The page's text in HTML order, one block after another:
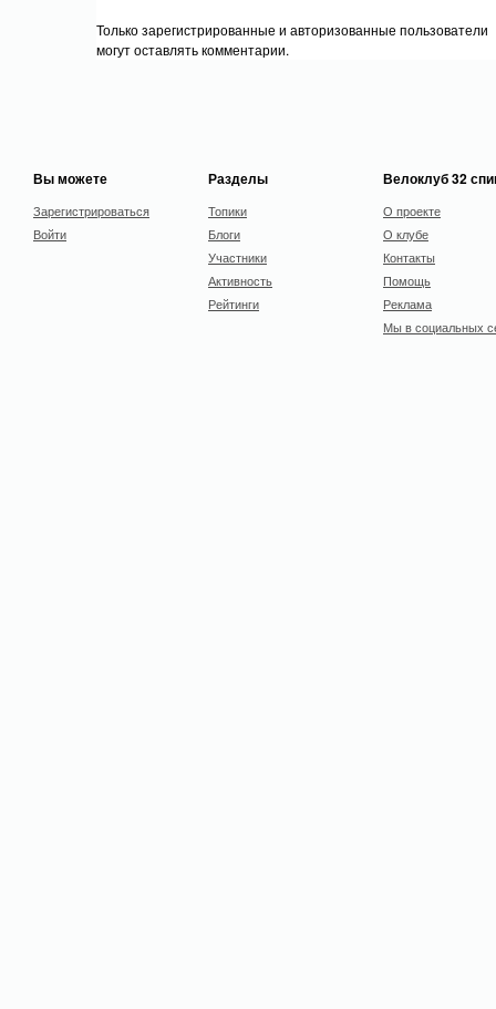
Только зарегистрированные и авторизованные пользователи
могут оставлять комментарии.
Вы можете
Зарегистрироваться
Войти
Разделы
Топики
Блоги
Участники
Активность
Рейтинги
Велоклуб 32
О проекте
О клубе
Контакты
Помощь
Реклама
Мы в социальных